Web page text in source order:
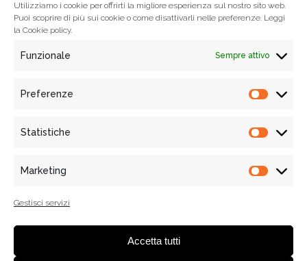
Utilizziamo i cookie per offrirti la migliore esperienza sul nostro sito web.
Puoi scoprire di più sui cookie o come disattivarli nelle preferenze. Leggi
la Cookie policy.
Funzionale Sempre attivo
Preferenze
Statistiche
Marketing
Gestisci servizi
Accetta tutti
Informativa Privacy
WebDesign: